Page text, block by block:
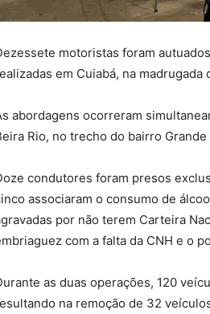
motoristas foram
em Cuiabá, na
abordagens ocorreram
Rio, no trecho do bairro
condutores foram presos
associaram o consumo de
por não terem Carteira
com a falta da CNH e o
as duas operações, 120
na remoção de 32